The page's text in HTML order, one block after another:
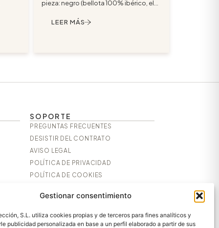
Gestionar consentimiento
S.L. utiliza cookies propias y de terceros para fines analíticos y
publicidad personalizada en base a un perfil elaborado a partir de sus
pieza: negro (bellota 100% ibérico, el
negra»), rojo (bellota con 75% o 50%
de raza), verde (cebo de campo) y
«Ibérico» de ASICI.
LEER MÁS
SOPORTE
PREGUNTAS FRECUENTES
DESISTIR DEL CONTRATO
AVISO LEGAL
POLÍTICA DE PRIVACIDAD
POLÍTICA DE COOKIES
CONTRATACIÓN
SÍGUENOS